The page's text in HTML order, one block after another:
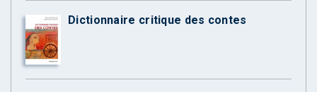
Dictionnaire critique des contes